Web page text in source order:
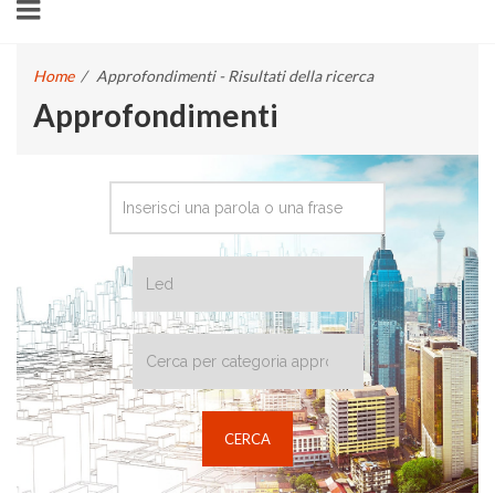
Home / Approfondimenti - Risultati della ricerca
Approfondimenti